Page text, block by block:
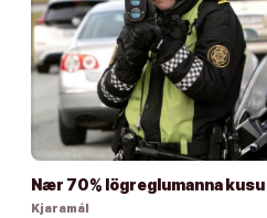
Nær 70% lögreglumanna
Kjaramál